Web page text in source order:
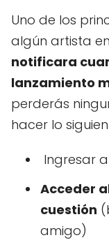
Uno de los
algún artista
notificara
lanzamiento
perderás
hacer lo
Ingresar
Acceder
cuestión
amigo)